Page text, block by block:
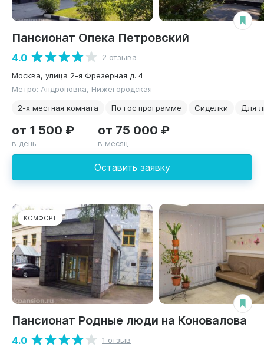
Пансионат Опека Петровский
4.0
2 отзыва
Москва, улица 2-я Фрезерная д. 4
Метро: Андроновка, Нижегородская
2-х местная комната
По гос программе Сиделки Для
Оставить заявку
от 1 500 ₽
в день
от 75 000 ₽
в месяц
КОМФОРТ
Пансионат Родные люди на Коновалова
4.0
1 отзыв